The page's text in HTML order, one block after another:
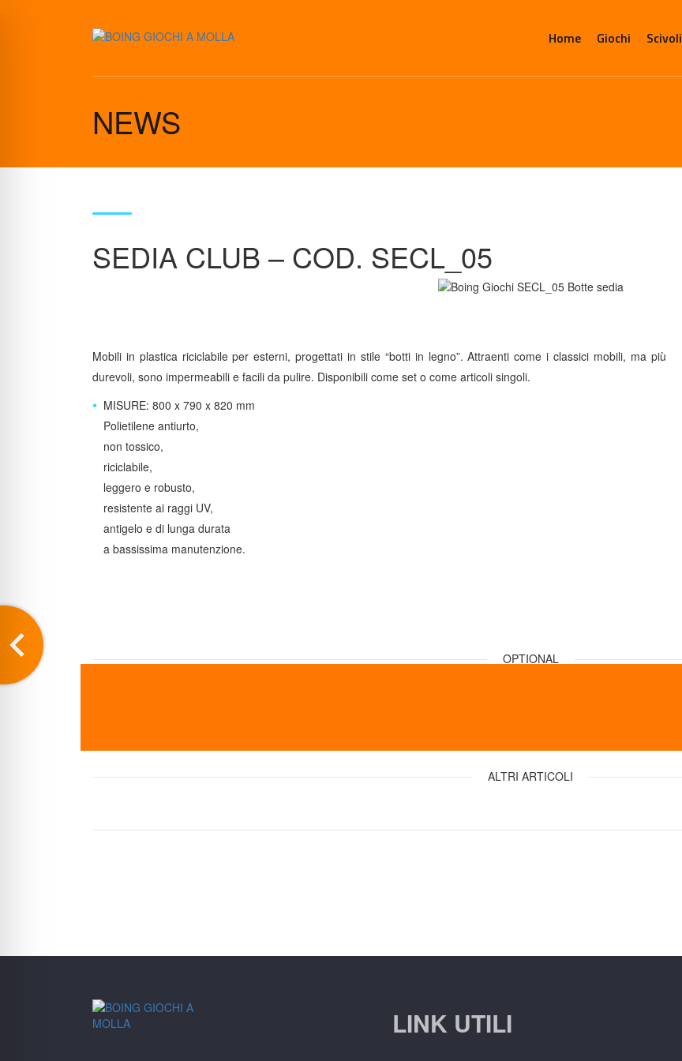
Home Giochi Scivoli
NEWS
SEDIA CLUB – COD. SECL_05
Mobili in plastica riciclabile per esterni, progettati in stile “botti in legno”. Attraenti come i classici mobili, ma più
durevoli, sono impermeabili e facili da pulire. Disponibili come set o come articoli singoli.
MISURE: 800 x 790 x 820 mm
Polietilene antiurto,
non tossico,
riciclabile,
leggero e robusto,
resistente ai raggi UV,
antigelo e di lunga durata
a bassissima manutenzione.
OPTIONAL
ALTRI ARTICOLI
LINK UTILI